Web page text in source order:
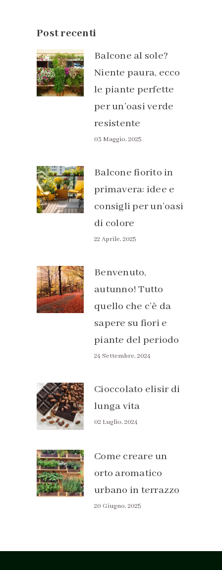
Post recenti
Balcone al sole?
Niente paura, ecco
le piante perfette
per un’oasi verde
resistente
03 Maggio, 2025
Balcone fiorito in
primavera: idee e
consigli per un’oasi
di colore
22 Aprile, 2025
Benvenuto,
autunno! Tutto
quello che c’è da
sapere su fiori e
piante del periodo
24 Settembre, 2024
Cioccolato elisir di
lunga vita
02 Luglio, 2024
Come creare un
orto aromatico
urbano in terrazzo
20 Giugno, 2025